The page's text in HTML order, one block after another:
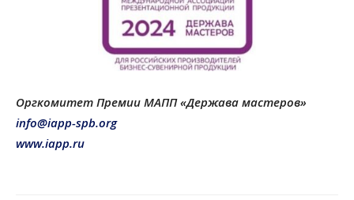
Оргкомитет Премии МАПП «Держава мастеров»
info@iapp-spb.org
www.iapp.ru